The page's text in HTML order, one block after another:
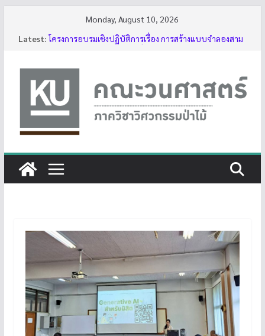
Monday, August 10, 2026
Latest: โครงการอบรมเชิงปฏิบัติการเรื่อง การสร้างแบบจำลองสาม
กิจกรรมนิสิต ปีการศึกษา 2569
ทุนสนับสนุนโครงงานนิสิตผ่านอาจารย์ที่ปรึกษา
บรรยากาศการอบรมเชิงปฏิบัติการเรื่อง การสร้างแบบ
จำลองสามมิติของต้นไม้ด้วย LiDAR รุ่นที่ 5